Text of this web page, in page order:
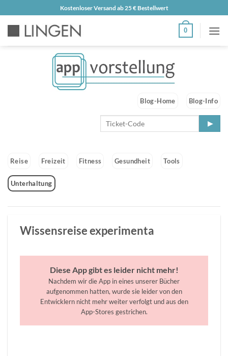
Inhalt
Kostenloser Versand ab 25 € Bestellwert
0
Blog-Home Blog-Info
Reise Freizeit Fitness Gesundheit Tools
Unterhaltung
Wissensreise experimenta
Diese App gibt es leider nicht mehr!
Nachdem wir die App in eines unserer Bücher
aufgenommen hatten, wurde sie leider von den
Entwicklern nicht mehr weiter verfolgt und aus den
App-Stores gestrichen.